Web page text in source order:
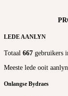
LEDE AANLYN
Totaal 667 gebruikers
Meeste lede ooit
Onlangse Bydraes